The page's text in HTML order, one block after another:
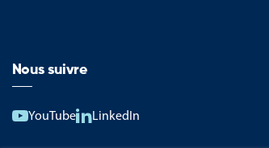
Nous suivre
YouTube LinkedIn